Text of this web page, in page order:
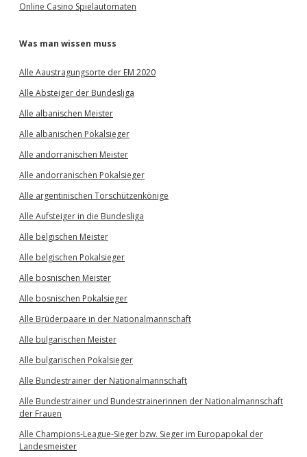
Online Casino Spielautomaten
Was man wissen muss
Alle Aaustragungsorte der EM 2020
Alle Absteiger der Bundesliga
Alle albanischen Meister
Alle albanischen Pokalsieger
Alle andorranischen Meister
Alle andorranischen Pokalsieger
Alle argentinischen Torschützenkönige
Alle Aufsteiger in die Bundesliga
Alle belgischen Meister
Alle belgischen Pokalsieger
Alle bosnischen Meister
Alle bosnischen Pokalsieger
Alle Brüderpaare in der Nationalmannschaft
Alle bulgarischen Meister
Alle bulgarischen Pokalsieger
Alle Bundestrainer der Nationalmannschaft
Alle Bundestrainer und Bundestrainerinnen der Nationalmannschaft
der Frauen
Alle Champions-League-Sieger bzw. Sieger im Europapokal der
Landesmeister